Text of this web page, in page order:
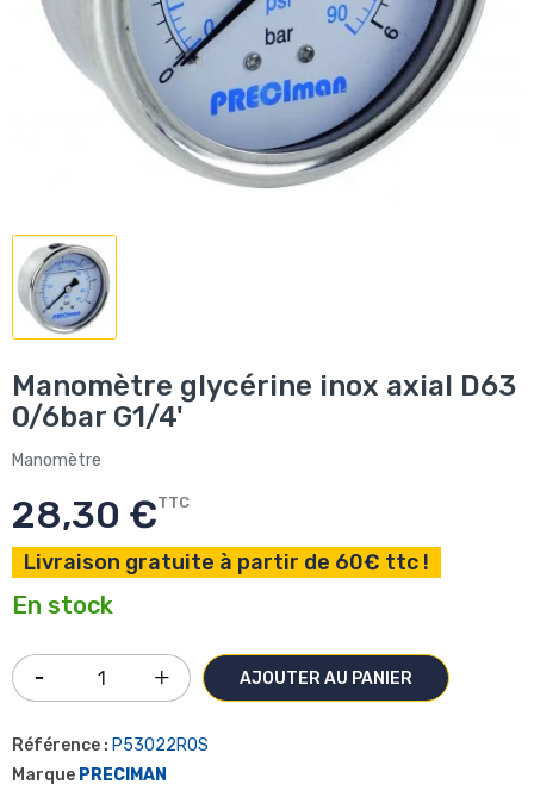
Manomètre glycérine inox axial D63
0/6bar G1/4'
Manomètre
28,30 €TTC
Livraison gratuite à partir de 60€ ttc !
En stock
AJOUTER AU PANIER
Référence : P53022ROS
Marque PRECIMAN